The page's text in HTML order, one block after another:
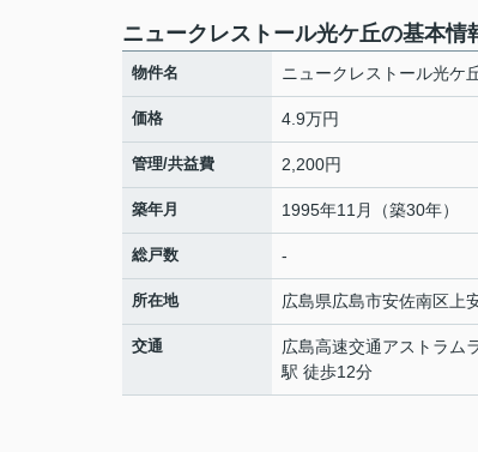
ニュークレストール光ケ丘の基本情
物件名 ニュークレストール光ケ
価格 4.9万円
管理/共益費 2,200円
築年月 1995年11月（築30年）
総戸数 -
所在地 広島県広島市安佐南区 上
交通 広島高速交通アストラム
駅 徒歩12分